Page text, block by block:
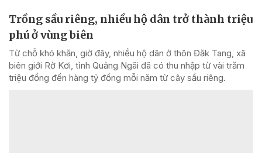
Trồng sầu riêng, nhiều hộ dân trở thành triệu
phú ở vùng biên
Từ chỗ khó khăn, giờ đây, nhiều hộ dân ở thôn Đăk Tang, xã
biên giới Rờ Kơi, tỉnh Quảng Ngãi đã có thu nhập từ vài trăm
triệu đồng đến hàng tỷ đồng mỗi năm từ cây sầu riêng.